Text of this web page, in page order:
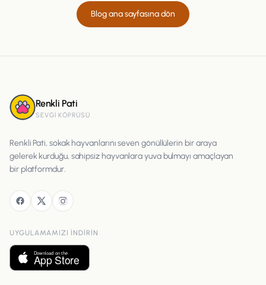
Blog ana sayfasına dön
Renkli Pati
SEVGI KÖPRÜSÜ
Renkli Pati, sokak hayvanlarını seven gönüllülerin bir araya
gelerek kurduğu, sahipsiz hayvanlara yuva bulmayı amaçlayan
bir platformdur.
UYGULAMAMIZI INDIRIN